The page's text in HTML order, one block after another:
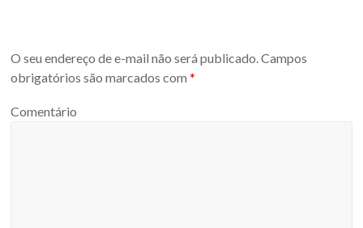
O seu endereço de e-mail não será publicado.Campos
obrigatórios são marcados com*
Comentário